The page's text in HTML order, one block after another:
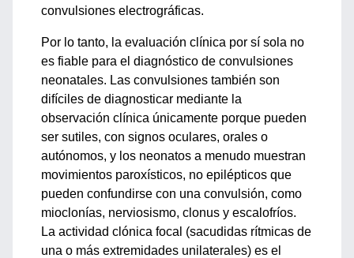
convulsiones electrográficas.
Por lo tanto, la evaluación clínica por sí sola no
es fiable para el diagnóstico de convulsiones
neonatales. Las convulsiones también son
difíciles de diagnosticar mediante la
observación clínica únicamente porque pueden
ser sutiles, con signos oculares, orales o
autónomos, y los neonatos a menudo muestran
movimientos paroxísticos, no epilépticos que
pueden confundirse con una convulsión, como
mioclonías, nerviosismo, clonus y escalofríos.
La actividad clónica focal (sacudidas rítmicas de
una o más extremidades unilaterales) es el